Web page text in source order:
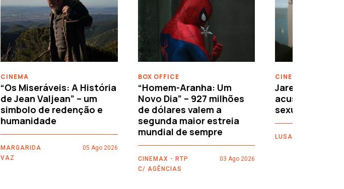
CINEMA
“Os Miseráveis: A História
de Jean Valjean” – um
simbolo de redenção e
humanidade
MARGARIDA
VAZ
05 Ago 2026
BOX OFFICE
“Homem-Aranha: Um
Novo Dia” – 927 milhões
de dólares valem a
segunda maior estreia
mundial de sempre
CINEMAX - RTP
C/ AGÊNCIAS
03 Ago 2026
CINEMA
Jared Leto
acusações de
sexuais
LUSA